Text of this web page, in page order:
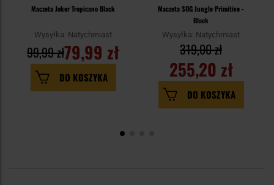
Maczeta Joker Tropicano Black
Wysyłka: Natychmiast
79,99 zł
99,99 zł
DO KOSZYKA
Maczeta SOG Jungle Primitive -
Black
Wysyłka: Natychmiast
255,20 zł
319,00 zł
DO KOSZYKA